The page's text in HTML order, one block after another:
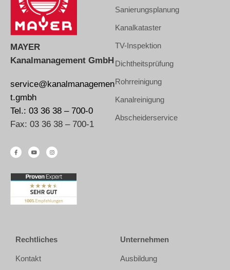
MAYER
Kanalmanagement GmbH
service@kanalmanagemen
t.gmbh
Tel.: 03 36 38 – 700-0
Fax: 03 36 38 – 700-1
Sanierungsplanung
Kanalkataster
TV-Inspektion
Dichtheitsprüfung
Rohrreinigung
Kanalreinigung
Abscheiderservice
Rechtliches
Kontakt
Unternehmen
Ausbildung